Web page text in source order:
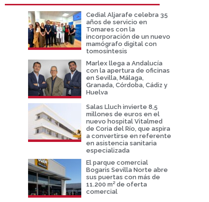
Cedial Aljarafe celebra 35
años de servicio en
Tomares con la
incorporación de un nuevo
mamógrafo digital con
tomosíntesis
Marlex llega a Andalucía
con la apertura de oficinas
en Sevilla, Málaga,
Granada, Córdoba, Cádiz y
Huelva
Salas Lluch invierte 8,5
millones de euros en el
nuevo hospital Vitalmed
de Coria del Río, que aspira
a convertirse en referente
en asistencia sanitaria
especializada
El parque comercial
Bogaris Sevilla Norte abre
sus puertas con más de
11.200 m² de oferta
comercial